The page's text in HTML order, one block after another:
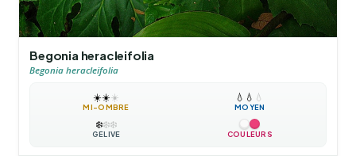
Begonia heracleifolia
Begonia heracleifolia
☀️☀️☀️
MI-OMBRE
💧 💧 💧
MOYEN
❄️❄️❄️
GÉLIVE COULEURS